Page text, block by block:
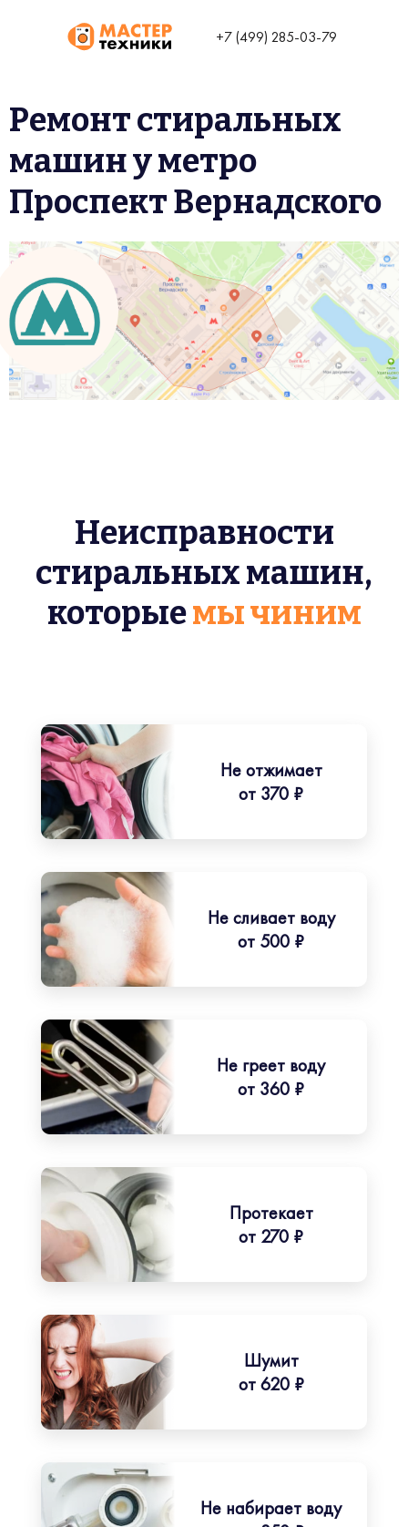
+7 (499) 285-03-79
Ремонт стиральных
машин у метро
Проспект Вернадского
Неисправности
стиральных машин,
которыемы чиним
Не отжимает
от 370 ₽
Не сливает воду
от 500 ₽
Не греет воду
от 360 ₽
Протекает
от 270 ₽
Шумит
от 620 ₽
Не набирает воду